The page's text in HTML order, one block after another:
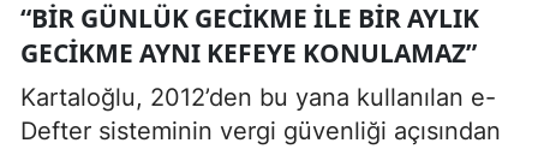
“BIR GÜNLÜK GECIKME ILE BIR AYLIK
GECIKME AYNI KEFEYE KONULAMAZ”
Kartaloğlu, 2012’den bu yana kullanılan e-
Defter sisteminin vergi güvenliği açısından